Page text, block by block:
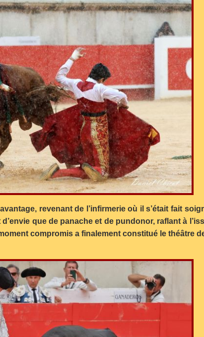
revenant de l’infirmerie où il s’était fait
que de panache et de pundonor, raflant à
compromis a finalement constitué le théâtre